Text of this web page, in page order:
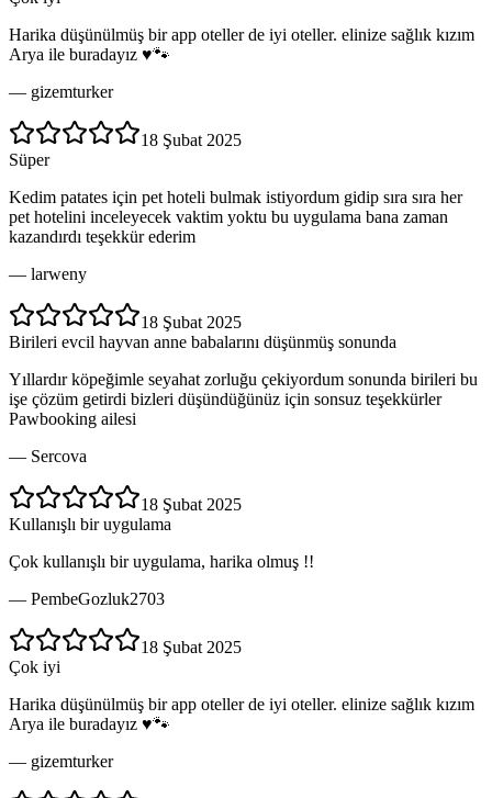
Harika düşünülmüş bir app oteller de iyi oteller. elinize sağlık kızım
Arya ile buradayız ♥️🐾
— gizemturker
18 Şubat 2025
Süper
Kedim patates için pet hoteli bulmak istiyordum gidip sıra sıra her
pet hotelini inceleyecek vaktim yoktu bu uygulama bana zaman
kazandırdı teşekkür ederim
— larweny
18 Şubat 2025
Birileri evcil hayvan anne babalarını düşünmüş sonunda
Yıllardır köpeğimle seyahat zorluğu çekiyordum sonunda birileri bu
işe çözüm getirdi bizleri düşündüğünüz için sonsuz teşekkürler
Pawbooking ailesi
— Sercova
18 Şubat 2025
Kullanışlı bir uygulama
Çok kullanışlı bir uygulama, harika olmuş !!
— PembeGozluk2703
18 Şubat 2025
Çok iyi
Harika düşünülmüş bir app oteller de iyi oteller. elinize sağlık kızım
Arya ile buradayız ♥️🐾
— gizemturker